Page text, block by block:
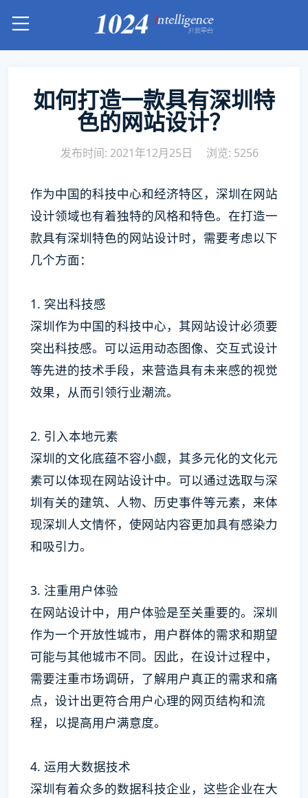
如何打造一款具有深圳特
色的网站设计？
发布时间: 2021年12月25日 浏览: 5256
作为中国的科技中心和经济特区，深圳在网站
设计领域也有着独特的风格和特色。在打造一
款具有深圳特色的网站设计时，需要考虑以下
几个方面：
1. 突出科技感
深圳作为中国的科技中心，其网站设计必须要
突出科技感。可以运用动态图像、交互式设计
等先进的技术手段，来营造具有未来感的视觉
效果，从而引领行业潮流。
2. 引入本地元素
深圳的文化底蕴不容小觑，其多元化的文化元
素可以体现在网站设计中。可以通过选取与深
圳有关的建筑、人物、历史事件等元素，来体
现深圳人文情怀，使网站内容更加具有感染力
和吸引力。
3. 注重用户体验
在网站设计中，用户体验是至关重要的。深圳
作为一个开放性城市，用户群体的需求和期望
可能与其他城市不同。因此，在设计过程中，
需要注重市场调研，了解用户真正的需求和痛
点，设计出更符合用户心理的网页结构和流
程，以提高用户满意度。
4. 运用大数据技术
深圳有着众多的数据科技企业，这些企业在大